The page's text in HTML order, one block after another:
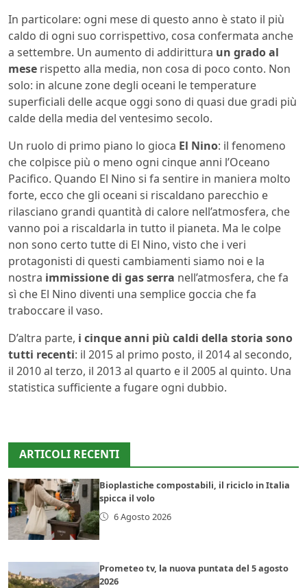
In particolare: ogni mese di questo anno è stato il più
caldo di ogni suo corrispettivo, cosa confermata anche
a settembre. Un aumento di addirittura un grado al
mese rispetto alla media, non cosa di poco conto. Non
solo: in alcune zone degli oceani le temperature
superficiali delle acque oggi sono di quasi due gradi più
calde della media del ventesimo secolo.
Un ruolo di primo piano lo gioca El Nino: il fenomeno
che colpisce più o meno ogni cinque anni l’Oceano
Pacifico. Quando El Nino si fa sentire in maniera molto
forte, ecco che gli oceani si riscaldano parecchio e
rilasciano grandi quantità di calore nell’atmosfera, che
vanno poi a riscaldarla in tutto il pianeta. Ma le colpe
non sono certo tutte di El Nino, visto che i veri
protagonisti di questi cambiamenti siamo noi e la
nostra immissione di gas serra nell’atmosfera, che fa
sì che El Nino diventi una semplice goccia che fa
traboccare il vaso.
D’altra parte, i cinque anni più caldi della storia sono
tutti recenti: il 2015 al primo posto, il 2014 al secondo,
il 2010 al terzo, il 2013 al quarto e il 2005 al quinto. Una
statistica sufficiente a fugare ogni dubbio.
ARTICOLI RECENTI
Bioplastiche compostabili, il riciclo in Italia
spicca il volo
6 Agosto 2026
Prometeo tv, la nuova puntata del 5 agosto
2026